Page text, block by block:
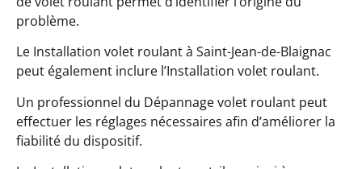
problème.
Le Installation volet roulant à Saint-Jean-de-Blaignac
peut également inclure l’Installation volet roulant.
Un professionnel du Dépannage volet roulant peut
effectuer les réglages nécessaires afin d’améliorer la
fiabilité du dispositif.